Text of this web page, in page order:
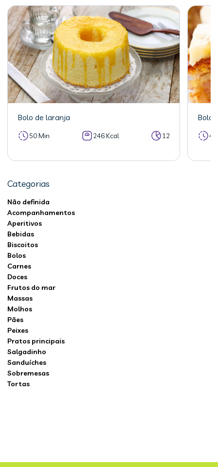
Bolo de laranja
50 Min 246 Kcal 12
Bolo
Categorias
Não definida
Acompanhamentos
Aperitivos
Bebidas
Biscoitos
Bolos
Carnes
Doces
Frutos do mar
Massas
Molhos
Pães
Peixes
Pratos principais
Salgadinho
Sanduíches
Sobremesas
Tortas